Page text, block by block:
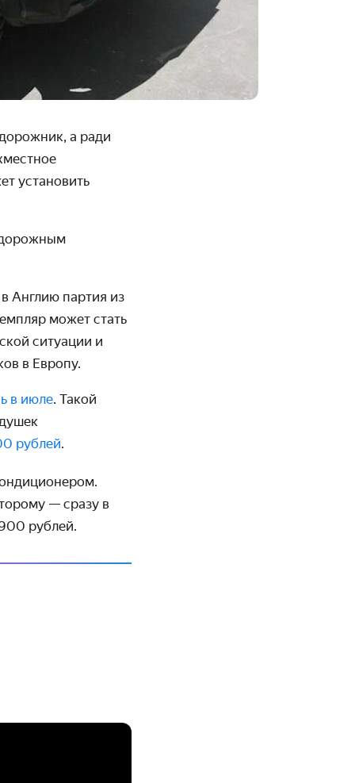
а ради
установить
Англию партия из
может стать
ситуации и
в Европу.
в июле. Такой
рублей.
— сразу в
рублей.